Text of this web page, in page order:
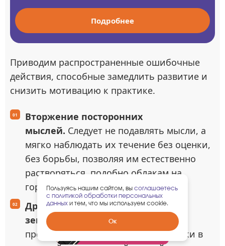
Подробнее
Приводим распространенные ошибочные
действия, способные замедлить развитие и
снизить мотивацию к практике.
Вторжение посторонних
мыслей. Следует не подавлять мысли, а
мягко наблюдать их течение без оценки,
без борьбы, позволяя им естественно
растворяться, подобно облакам на
горизонте.
Дремота и непроизвольная
зевота.
Чтобы избежать дремоты,
предпочтительны утренние практики в
Забрать
гарантированный
Пользуясь нашим сайтом, вы соглашаетесь
с политикой обработки персональных
данных и тем, что мы используем cookie.
Ок